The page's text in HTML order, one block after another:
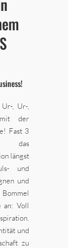
, Ur-,
der
Fast 3
das
längst
und
und
Bommel
an: Voll
und
zu